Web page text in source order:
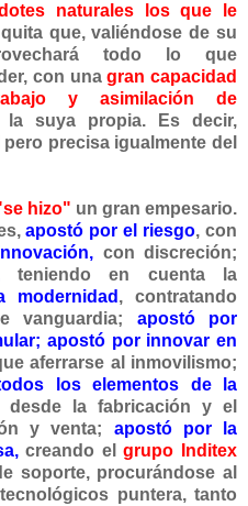
naturales los que le
que, valiéndose de su
todo lo que
con unagran capacidad
y asimilación de
suya propia. Es decir,
precisa igualmente del
hizo" un gran empesario.
apostó por el riesgo, con
con discreción;
teniendo en cuenta la
modernidad , contratando
vanguardia; apostó por
apostó por innovar en
aferrarse al inmovilismo;
los elementos de la
desde la fabricación y el
y venta; apostó por la
creando elgrupo
Inditex
soporte, procurándose al
puntera, tanto